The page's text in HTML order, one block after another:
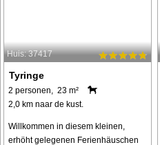
Huis: 37417
Tyringe
2 personen, 23 m²
2,0 km naar de kust.
Willkommen in diesem kleinen,
erhöht gelegenen Ferienhäuschen